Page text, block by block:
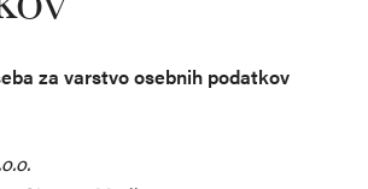
za varstvo osebnih podatkov